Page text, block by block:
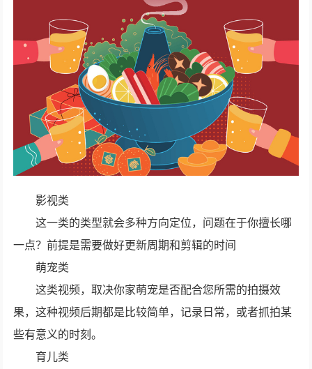
影视类
这一类的类型就会多种方向定位，问题在于你擅长哪
一点？前提是需要做好更新周期和剪辑的时间
萌宠类
这类视频，取决你家萌宠是否配合您所需的拍摄效
果，这种视频后期都是比较简单，记录日常，或者抓拍某
些有意义的时刻。
育儿类